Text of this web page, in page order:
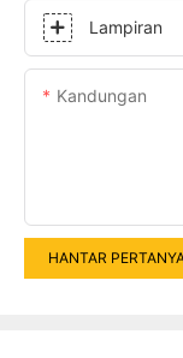
Lampiran
Kandungan
HANTAR